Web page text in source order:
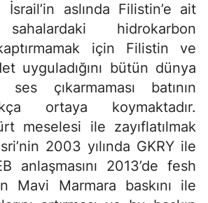
İsrail’in aslında Filistin’e ait
hidrokarbon
için Filistin ve
uyguladığını bütün dünya
çıkarmaması batının
ortaya koymaktadır.
meselesi ile zayıflatılmak
2003 yılında GKRY ile
anlaşmasını 2013’de fesh
Mavi Marmara baskını ile